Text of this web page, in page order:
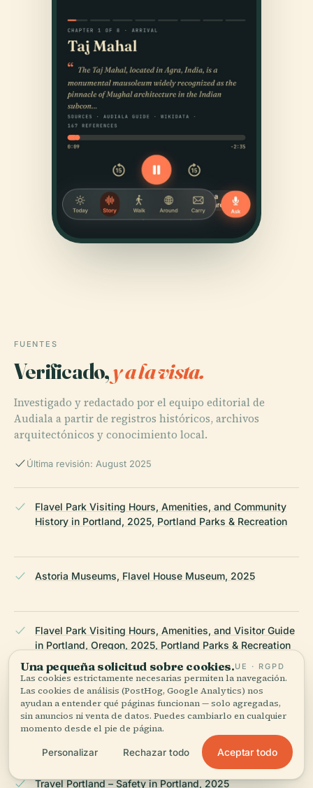
FUENTES
Verificado,y a la vista.
Investigado y redactado por el equipo editorial de
Audiala a partir de registros históricos, archivos
arquitectónicos y conocimiento local.
Última revisión: August 2025
Flavel Park Visiting Hours, Amenities, and Community
History in Portland, 2025, Portland Parks & Recreation
Astoria Museums, Flavel House Museum, 2025
Flavel Park Visiting Hours, Amenities, and Visitor Guide
in Portland, Oregon, 2025, Portland Parks & Recreation
Flavel Park Visiting Hours, Amenities, and Safety Tips –
Your Guide to Portland’s Tranquil Urban Oasis, 2024,
Brentwood-Darlington Neighborhood Association
Travel Portland – Safety in Portland, 2025
Una pequeña solicitud sobre cookies.UE · RGPD
Las cookies estrictamente necesarias permiten la navegación.
Las cookies de análisis (PostHog, Google Analytics) nos
ayudan a entender qué páginas funcionan — solo agregadas,
sin anuncios ni venta de datos. Puedes cambiarlo en cualquier
momento desde el pie de página.
Personalizar Rechazar todo Aceptar todo